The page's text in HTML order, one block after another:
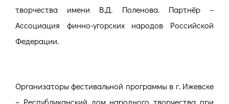
творчества имени В.Д. Поленова. Партнёр –
Ассоциация финно-угорских народов Российской
Федерации.
Организаторы фестивальной программы в г. Ижевске
– Республиканский дом народного творчества при